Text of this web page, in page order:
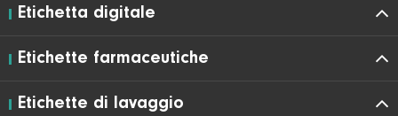
Etichetta digitale
Etichette farmaceutiche
Etichette di lavaggio